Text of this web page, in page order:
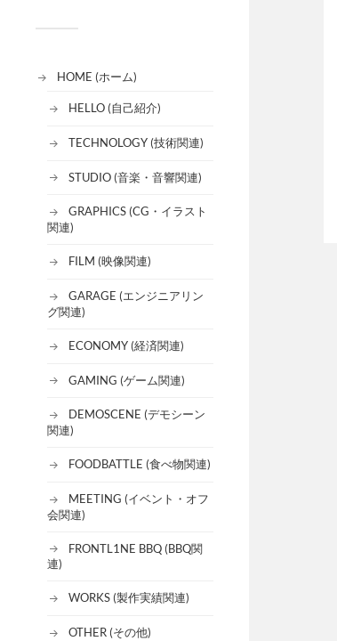
HOME (ホーム)
HELLO (自己紹介)
TECHNOLOGY (技術関連)
STUDIO (音楽・音響関連)
GRAPHICS (CG・イラスト
関連)
FILM (映像関連)
GARAGE (エンジニアリン
グ関連)
ECONOMY (経済関連)
GAMING (ゲーム関連)
DEMOSCENE (デモシーン
関連)
FOODBATTLE (食べ物関連)
MEETING (イベント・オフ
会関連)
FRONTL1NE BBQ (BBQ関
連)
WORKS (製作実績関連)
OTHER (その他)